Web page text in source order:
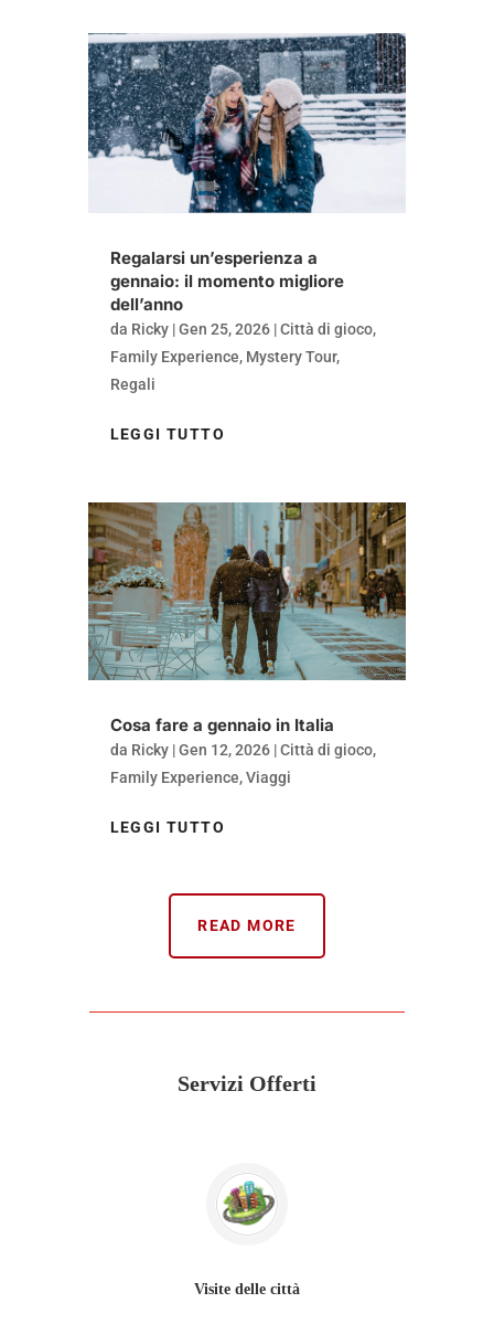
Regalarsi un’esperienza a
gennaio: il momento migliore
dell’anno
da Ricky|Gen 25, 2026|Città di gioco,
Family Experience, Mystery Tour,
Regali
LEGGI TUTTO
Cosa fare a gennaio in Italia
da Ricky|Gen 12, 2026|Città di gioco,
Family Experience,Viaggi
LEGGI TUTTO
READ MORE
Servizi Offerti
Visite delle città